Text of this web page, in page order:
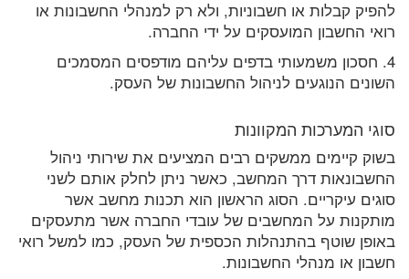
להפיק קבלות או חשבוניות, ולא רק למנהלי החשבונות או
רואי החשבון המועסקים על ידי החברה.
4. חסכון משמעותי בדפים עליהם מודפסים המסמכים
השונים הנוגעים לניהול החשבונות של העסק.
סוגי המערכות המקוונות
בשוק קיימים ממשקים רבים המציעים את שירותי ניהול
החשבונאות דרך המחשב, כאשר ניתן לחלק אותם לשני
סוגים עיקריים. הסוג הראשון הוא תכנות מחשב אשר
מותקנות על המחשבים של עובדי החברה אשר מתעסקים
באופן שוטף בהתנהלות הכספית של העסק, כמו למשל רואי
חשבון או מנהלי החשבונות.